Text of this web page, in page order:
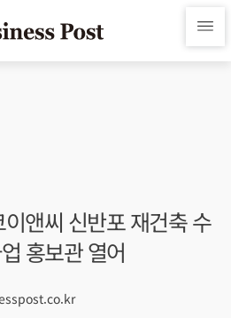
앤씨 신반포 재건축 수
홍보관 열어